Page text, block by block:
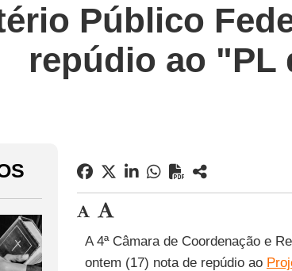
Público
repúdio ao "PL
A 4ª Câmara de Coordenação e
ontem (17) nota de repúdio ao